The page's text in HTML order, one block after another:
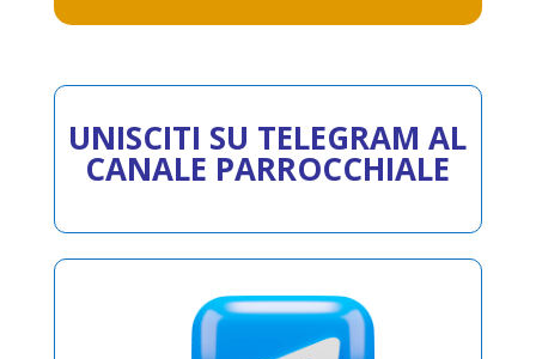
UNISCITI SU TELEGRAM AL
CANALE PARROCCHIALE